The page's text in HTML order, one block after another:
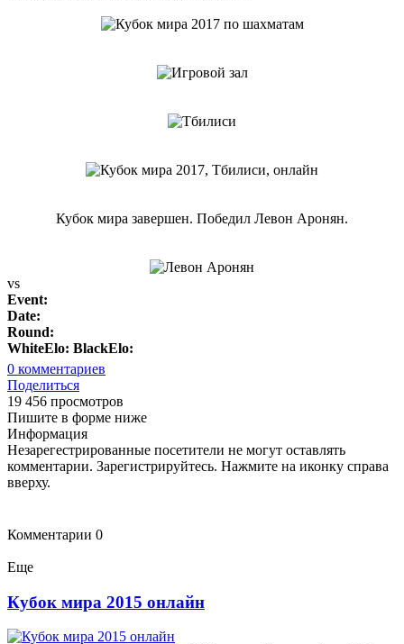
Кубок мира завершен. Победил Левон Аронян.
vs
Event:
Date:
Round:
WhiteElo: BlackElo:
0 комментариев
Поделиться
19 456 просмотров
Пишите в форме ниже
Информация
Незарегестрированные посетители не могут оставлять
комментарии. Зарегистрируйтесь. Нажмите на иконку справа
вверху.
Комментарии 0
Еще
Кубок мира 2015 онлайн